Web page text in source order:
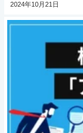
2024年10月21日